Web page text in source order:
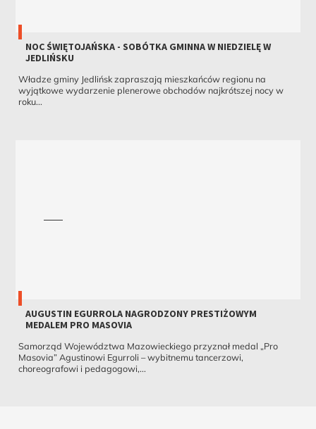
NOC ŚWIĘTOJAŃSKA - SOBÓTKA GMINNA W NIEDZIELĘ W
JEDLIŃSKU
Władze gminy Jedlińsk zapraszają mieszkańców regionu na
wyjątkowe wydarzenie plenerowe obchodów najkrótszej nocy w
roku...
AUGUSTIN EGURROLA NAGRODZONY PRESTIŻOWYM
MEDALEM PRO MASOVIA
Samorząd Województwa Mazowieckiego przyznał medal „Pro
Masovia” Agustinowi Egurroli – wybitnemu tancerzowi,
choreografowi i pedagogowi,...